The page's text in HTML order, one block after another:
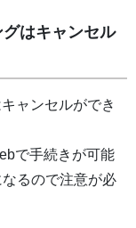
はキャンセル
ャンセルができ
で手続きが可能
るので注意が必